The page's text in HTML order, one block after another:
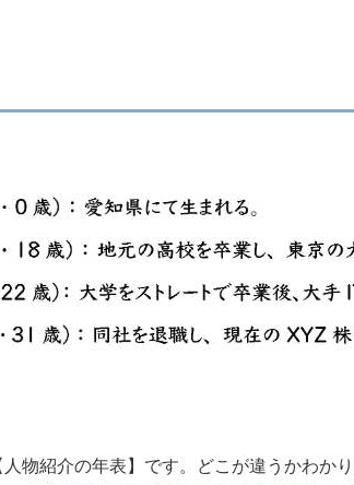
物紹介の年表】です。どこが違うかわか